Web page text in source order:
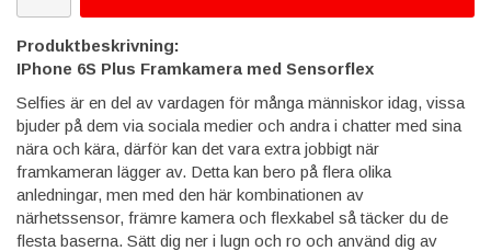
Produktbeskrivning:
IPhone 6S Plus Framkamera med Sensorflex
Selfies är en del av vardagen för många människor idag, vissa
bjuder på dem via sociala medier och andra i chatter med sina
nära och kära, därför kan det vara extra jobbigt när
framkameran lägger av. Detta kan bero på flera olika
anledningar, men med den här kombinationen av
närhetssensor, främre kamera och flexkabel så täcker du de
flesta baserna. Sätt dig ner i lugn och ro och använd dig av